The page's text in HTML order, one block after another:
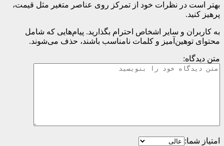
بهتر است در نظرات خود از تمرکز روی عناصر متغیر مثل قیمت،
پرهیز کنید.
به کاربران و سایر اشخاص احترام بگذارید. پیام‌هایی که شامل
محتوای توهین‌آمیز و کلمات نامناسب باشند، حذف می‌شوند.
متن دیدگاه:
امتیاز شما: